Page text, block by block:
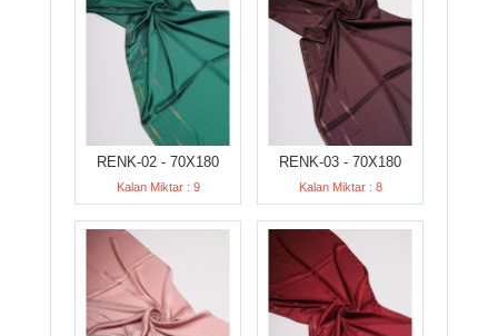
RENK-02 - 70X180
Kalan Miktar : 9
RENK-03 - 70X180
Kalan Miktar : 8